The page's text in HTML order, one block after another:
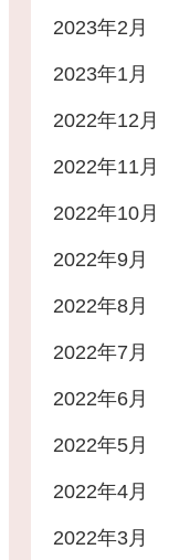
2023年2月
2023年1月
2022年12月
2022年11月
2022年10月
2022年9月
2022年8月
2022年7月
2022年6月
2022年5月
2022年4月
2022年3月